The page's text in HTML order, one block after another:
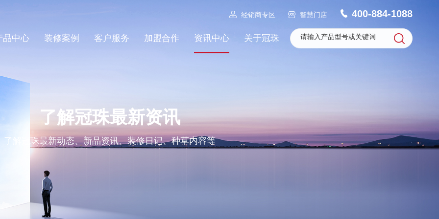
经销商专区 智慧门店 400-884-1088
品中心 装修案例 客户服务 加盟合作 资讯中心 关于冠珠
了解冠珠最新资讯
了解冠珠最新动态、新品资讯、装修日记、种草内容等